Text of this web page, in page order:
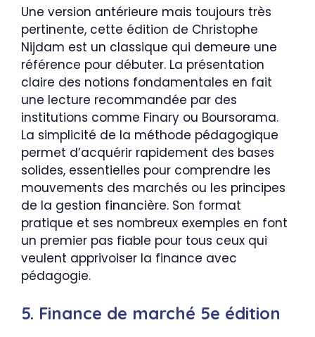
Une version antérieure mais toujours très
pertinente, cette édition de Christophe
Nijdam est un classique qui demeure une
référence pour débuter. La présentation
claire des notions fondamentales en fait
une lecture recommandée par des
institutions comme Finary ou Boursorama.
La simplicité de la méthode pédagogique
permet d’acquérir rapidement des bases
solides, essentielles pour comprendre les
mouvements des marchés ou les principes
de la gestion financière. Son format
pratique et ses nombreux exemples en font
un premier pas fiable pour tous ceux qui
veulent apprivoiser la finance avec
pédagogie.
5. Finance de marché 5e édition